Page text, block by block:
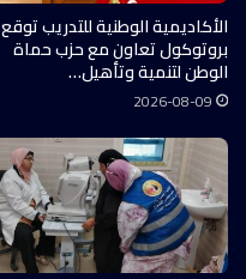
الأكاديمية الوطنية للتدريب توقع
بروتوكول تعاون مع حزب حماة
الوطن لتنمية وتأهيل…
2026-08-09